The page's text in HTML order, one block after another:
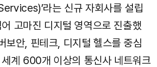
라는 신규 자회사를 설립
고마진 디지털 영역으로 진출했
보안, 핀테크, 디지털 헬스를 중심
계 600개 이상의 통신사 네트워크